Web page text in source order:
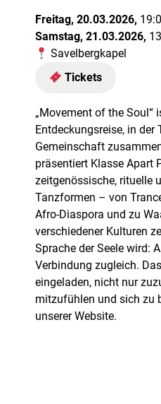
Freitag, 20.03.2026,
Samstag, 21.03.2026,
Savelbergkapel
Tickets
„Movement of the Soul“
Entdeckungsreise, in
Gemeinschaft
präsentiert Klasse Apart
zeitgenössische, rituelle
Tanzformen – von
Afro-Diaspora und zu
verschiedener Kulturen
Sprache der Seele wird:
Verbindung zugleich.
eingeladen, nicht nur
mitzufühlen und sich zu
unserer Website.